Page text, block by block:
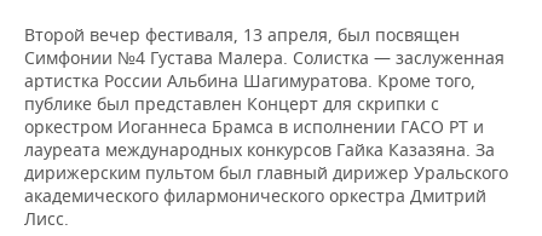
Второй вечер фестиваля, 13 апреля, был посвящен
Симфонии №4 Густава Малера. Солистка — заслуженная
артистка России Альбина Шагимуратова. Кроме того,
публике был представлен Концерт для скрипки с
оркестром Иоганнеса Брамса в исполнении ГАСО РТ и
лауреата международных конкурсов Гайка Казазяна. За
дирижерским пультом был главный дирижер Уральского
академического филармонического оркестра Дмитрий
Лисс.